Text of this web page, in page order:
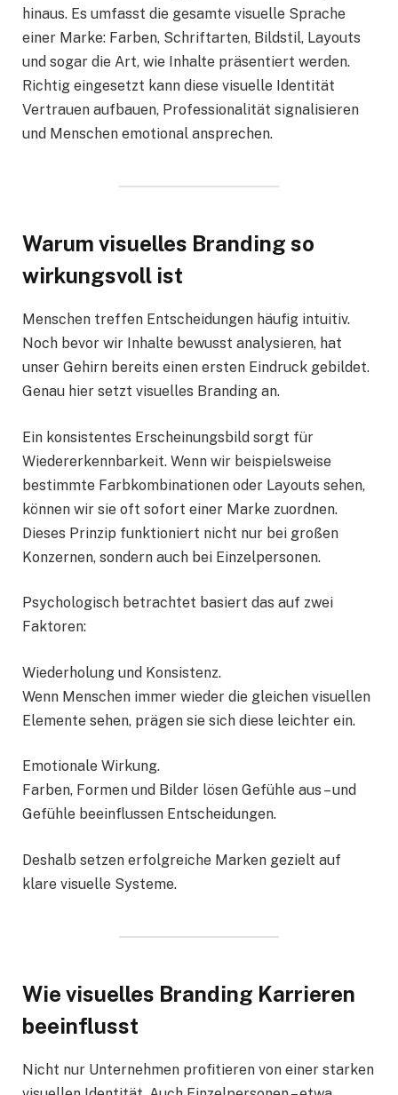
hinaus. Es umfasst die gesamte visuelle Sprache
einer Marke: Farben, Schriftarten, Bildstil, Layouts
und sogar die Art, wie Inhalte präsentiert werden.
Richtig eingesetzt kann diese visuelle Identität
Vertrauen aufbauen, Professionalität signalisieren
und Menschen emotional ansprechen.
Warum visuelles Branding so
wirkungsvoll ist
Menschen treffen Entscheidungen häufig intuitiv.
Noch bevor wir Inhalte bewusst analysieren, hat
unser Gehirn bereits einen ersten Eindruck gebildet.
Genau hier setzt visuelles Branding an.
Ein konsistentes Erscheinungsbild sorgt für
Wiedererkennbarkeit. Wenn wir beispielsweise
bestimmte Farbkombinationen oder Layouts sehen,
können wir sie oft sofort einer Marke zuordnen.
Dieses Prinzip funktioniert nicht nur bei großen
Konzernen, sondern auch bei Einzelpersonen.
Psychologisch betrachtet basiert das auf zwei
Faktoren:
Wiederholung und Konsistenz.
Wenn Menschen immer wieder die gleichen visuellen
Elemente sehen, prägen sie sich diese leichter ein.
Emotionale Wirkung.
Farben, Formen und Bilder lösen Gefühle aus – und
Gefühle beeinflussen Entscheidungen.
Deshalb setzen erfolgreiche Marken gezielt auf
klare visuelle Systeme.
Wie visuelles Branding Karrieren
beeinflusst
Nicht nur Unternehmen profitieren von einer starken